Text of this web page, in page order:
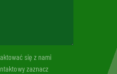
się z nami
zaznacz